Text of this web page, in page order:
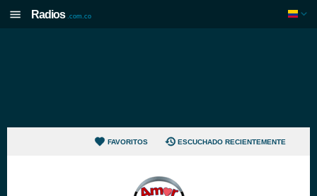
Radios .com.co
FAVORITOS ESCUCHADO RECIENTEMENTE